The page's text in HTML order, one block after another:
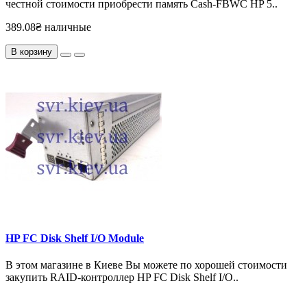
честной стоимости приобрести память Cash-FBWC HP 5..
389.08₴ наличные
В корзину
HP FC Disk Shelf I/O Module
В этом магазине в Киеве Вы можете по хорошей стоимости
закупить RAID-контроллер HP FC Disk Shelf I/O..